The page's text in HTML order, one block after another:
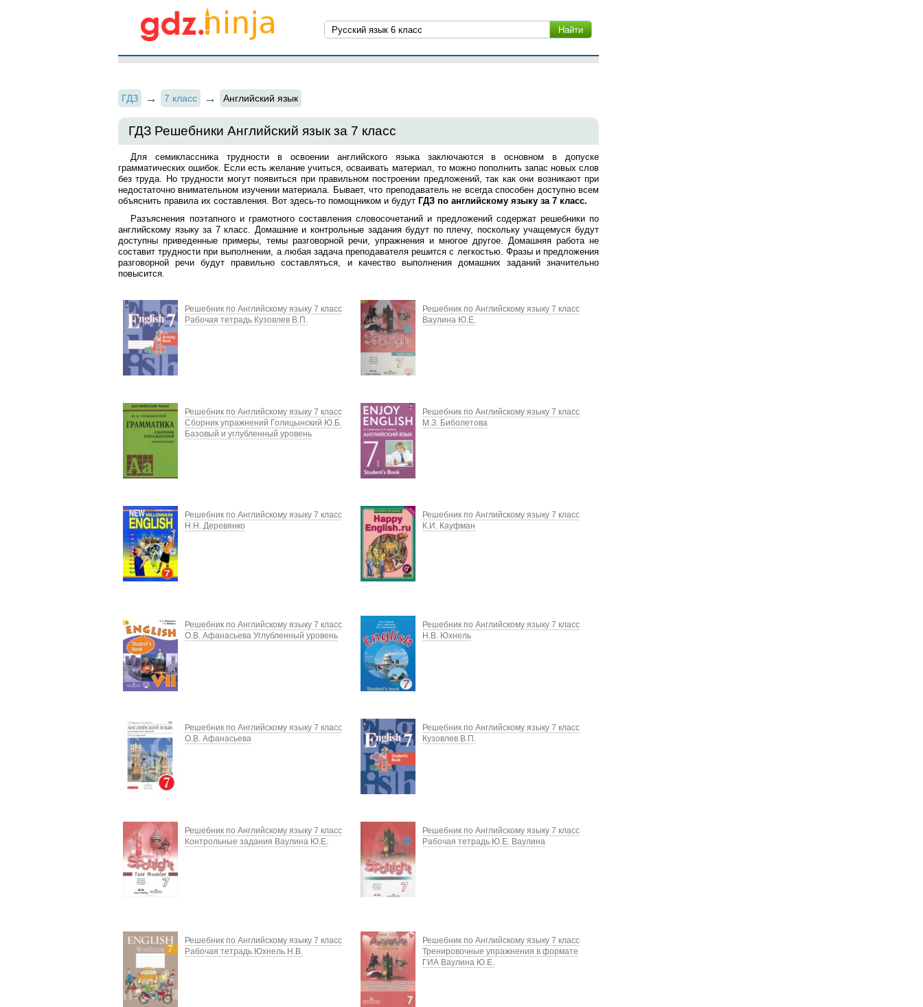
ГДЗ 7 класс Английский язык
ГДЗ Решебники Английский язык за 7 класс
Для семиклассника трудности в освоении английского языка заключаются в основном в допуске
грамматических ошибок. Если есть желание учиться, осваивать материал, то можно пополнить запас новых слов
без труда. Но трудности могут появиться при правильном построении предложений, так как они возникают при
недостаточно внимательном изучении материала. Бывает, что преподаватель не всегда способен доступно всем
объяснить правила их составления. Вот здесь-то помощником и будут ГДЗ по английскому языку за 7 класс.
Разъяснения поэтапного и грамотного составления словосочетаний и предложений содержат решебники по
английскому языку за 7 класс. Домашние и контрольные задания будут по плечу, поскольку учащемуся будут
доступны приведенные примеры, темы разговорной речи, упражнения и многое другое. Домашняя работа не
составит трудности при выполнении, а любая задача преподавателя решится с легкостью. Фразы и предложения
разговорной речи будут правильно составляться, и качество выполнения домашних заданий значительно
повысится.
Решебник по Английскому языку 7 класс
Рабочая тетрадь Кузовлев В.П.
Решебник по Английскому языку 7 класс
Ваулина Ю.Е.
Решебник по Английскому языку 7 класс
Сборник упражнений Голицынский Ю.Б.
Базовый и углубленный уровень
Решебник по Английскому языку 7 класс
М.З. Биболетова
Решебник по Английскому языку 7 класс
Н.Н. Деревянко
Решебник по Английскому языку 7 класс
К.И. Кауфман
Решебник по Английскому языку 7 класс
О.В. Афанасьева Углубленный уровень
Решебник по Английскому языку 7 класс
Н.В. Юхнель
Решебник по Английскому языку 7 класс
О.В. Афанасьева
Решебник по Английскому языку 7 класс
Кузовлев В.П.
Решебник по Английскому языку 7 класс
Контрольные задания Ваулина Ю.Е.
Решебник по Английскому языку 7 класс
Рабочая тетрадь Ю.Е. Ваулина
Решебник по Английскому языку 7 класс
Рабочая тетрадь Юхнель Н.В.
Решебник по Английскому языку 7 класс
Тренировочные упражнения в формате
ГИА Ваулина Ю.Е.